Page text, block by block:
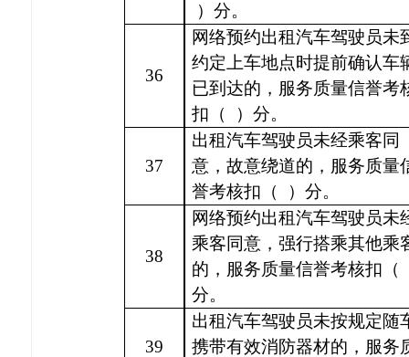
）分。
36
网络预约出租汽车驾驶员未
约定上车地点时提前确认车
已到达的，服务质量信誉考
扣（
）分。
37
出租汽车驾驶员未经乘客同
意，故意绕道的，服务质量
誉考核扣（
）分。
38
网络预约出租汽车驾驶员未
乘客同意，强行搭乘其他乘
的，服务质量信誉考核扣（
分。
39
出租汽车驾驶员未按规定随
携带有效消防器材的，服务